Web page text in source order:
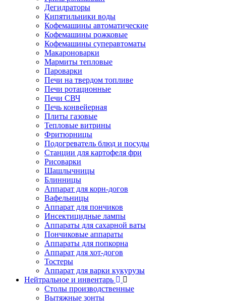
Дегидраторы
Кипятильники воды
Кофемашины автоматические
Кофемашины рожковые
Кофемашины суперавтоматы
Макароноварки
Мармиты тепловые
Пароварки
Печи на твердом топливе
Печи ротационные
Печи СВЧ
Печь конвейерная
Плиты газовые
Тепловые витрины
Фритюрницы
Подогреватель блюд и посуды
Станции для картофеля фри
Рисоварки
Шашлычницы
Блинницы
Аппарат для корн-догов
Вафельницы
Аппарат для пончиков
Инсектицидные лампы
Аппараты для сахарной ваты
Пончиковые аппараты
Аппараты для попкорна
Аппарат для хот-догов
Тостеры
Аппарат для варки кукурузы
Нейтральное и инвентарь
Столы производственные
Вытяжные зонты